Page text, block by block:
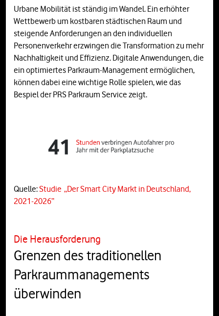
Urbane Mobilität ist ständig im Wandel. Ein erhöhter
Wettbewerb um kostbaren städtischen Raum und
steigende Anforderungen an den individuellen
Personenverkehr erzwingen die Transformation zu mehr
Nachhaltigkeit und Effizienz. Digitale Anwendungen, die
ein optimiertes Parkraum-Management ermöglichen,
können dabei eine wichtige Rolle spielen, wie das
Bespiel der PRS Parkraum Service zeigt.
Quelle: Studie „Der Smart City Markt in Deutschland,
2021-2026“
Die Herausforderung
Grenzen des traditionellen
Parkraummanagements
überwinden